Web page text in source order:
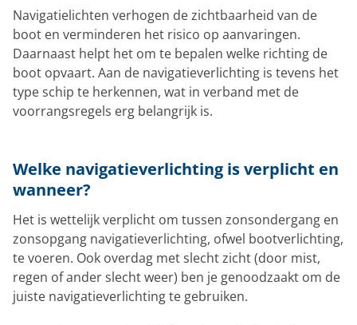
Navigatielichten verhogen de zichtbaarheid van de
boot en verminderen het risico op aanvaringen.
Daarnaast helpt het om te bepalen welke richting de
boot opvaart. Aan de navigatieverlichting is tevens het
type schip te herkennen, wat in verband met de
voorrangsregels erg belangrijk is.
Welke navigatieverlichting is verplicht en
wanneer?
Het is wettelijk verplicht om tussen zonsondergang en
zonsopgang navigatieverlichting, ofwel bootverlichting,
te voeren. Ook overdag met slecht zicht (door mist,
regen of ander slecht weer) ben je genoodzaakt om de
juiste navigatieverlichting te gebruiken.